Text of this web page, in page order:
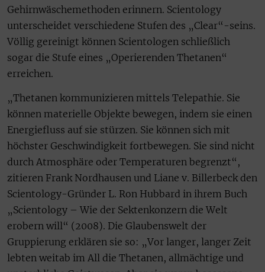
Gehirnwäschemethoden erinnern. Scientology
unterscheidet verschiedene Stufen des „Clear“-seins.
Völlig gereinigt können Scientologen schließlich
sogar die Stufe eines „Operierenden Thetanen“
erreichen.
„Thetanen kommunizieren mittels Telepathie. Sie
können materielle Objekte bewegen, indem sie einen
Energiefluss auf sie stürzen. Sie können sich mit
höchster Geschwindigkeit fortbewegen. Sie sind nicht
durch Atmosphäre oder Temperaturen begrenzt“,
zitieren Frank Nordhausen und Liane v. Billerbeck den
Scientology-Gründer L. Ron Hubbard in ihrem Buch
„Scientology – Wie der Sektenkonzern die Welt
erobern will“ (2008). Die Glaubenswelt der
Gruppierung erklären sie so: „Vor langer, langer Zeit
lebten weitab im All die Thetanen, allmächtige und